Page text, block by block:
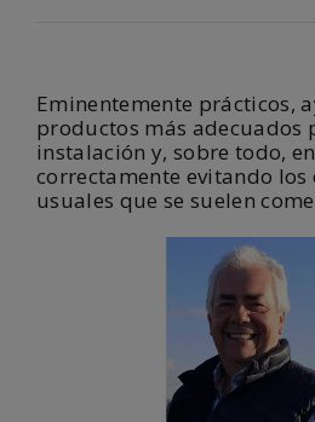
Eminentemente prácticos,
productos más adecuados
instalación y, sobre todo,
correctamente evitando los
usuales que se suelen